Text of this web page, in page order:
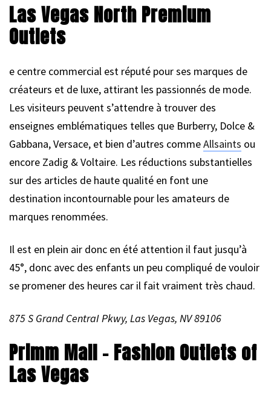
Las Vegas North Premium
Outlets
e centre commercial est réputé pour ses marques de
créateurs et de luxe, attirant les passionnés de mode.
Les visiteurs peuvent s’attendre à trouver des
enseignes emblématiques telles que Burberry, Dolce &
Gabbana, Versace, et bien d’autres commeAllsaints ou
encore Zadig & Voltaire. Les réductions substantielles
sur des articles de haute qualité en font une
destination incontournable pour les amateurs de
marques renommées.
Il est en plein air donc en été attention il faut jusqu’à
45°, donc avec des enfants un peu compliqué de vouloir
se promener des heures car il fait vraiment très chaud.
875 S Grand CentraI Pkwy, Las Vegas, NV 89106
Primm Mall – Fashion Outlets of
Las Vegas